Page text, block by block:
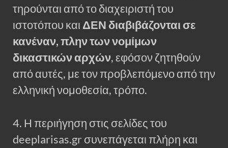
τηρούνται από το διαχειριστή του
ιστοτόπου και ΔΕΝ διαβιβάζονται σε
κανέναν, πλην των νομίμων
δικαστικών αρχών, εφόσον ζητηθούν
από αυτές, με τον προβλεπόμενο από την
ελληνική νομοθεσία, τρόπο.
4. Η περιήγηση στις σελίδες του
deeplarisas.gr συνεπάγεται πλήρη και